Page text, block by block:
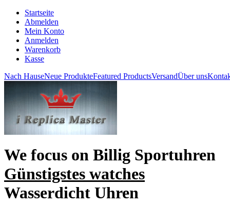
Startseite
Abmelden
Mein Konto
Anmelden
Warenkorb
Kasse
Nach HauseNeue ProdukteFeatured ProductsVersandÜber uns
We focus on Billig Sportuhren
Günstigstes watches
Wasserdicht Uhren